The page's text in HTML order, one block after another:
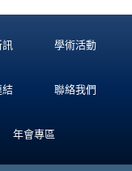
訊 學術活動
結 聯絡我們
年會專區